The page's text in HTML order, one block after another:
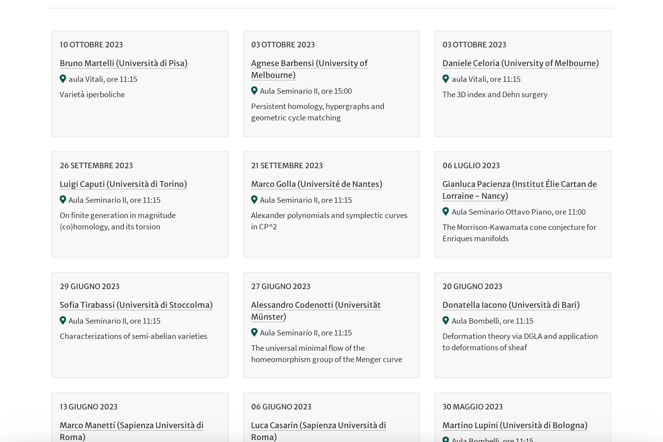
10OTTOBRE 2023
Bruno Martelli (Università di Pisa)
aula Vitali, ore 11:15
Varietà iperboliche
03OTTOBRE 2023
Agnese Barbensi (University of
Melbourne)
Aula Seminario II, ore 15:00
Persistent homology, hypergraphs and
geometric cycle matching
03OTTOBRE 2023
Daniele Celoria (University of Melbourne)
aula Vitali, ore 11:15
The 3D index and Dehn surgery
26 SETTEMBRE 2023
Luigi Caputi (Università di Torino)
Aula Seminario II, ore 11:15
On finite generation in magnitude
(co)homology, and its torsion
21 SETTEMBRE 2023
Marco Golla (Université de Nantes)
Aula Seminario II, ore 11:15
Alexander polynomials and symplectic curves
in CP^2
06 LUGLIO 2023
Gianluca Pacienza (Institut Élie Cartan de
Lorraine - Nancy)
Aula Seminario Ottavo Piano, ore 11:00
The Morrison-Kawamata cone conjecture for
Enriques manifolds
29 GIUGNO 2023
Sofia Tirabassi (Università di Stoccolma)
Aula Seminario II, ore 11:15
Characterizations of semi-abelian varieties
27GIUGNO 2023
Alessandro Codenotti (Universität
Münster)
Aula Seminario II, ore 11:15
The universal minimal flow of the
homeomorphism group of the Menger curve
20GIUGNO 2023
Donatella Iacono (Università di Bari)
Aula Bombelli, ore 11:15
Deformation theory via DGLA and application
to deformations of sheaf
13GIUGNO 2023
Marco Manetti (Sapienza Università di
Roma)
06 GIUGNO 2023
Luca Casarin (Sapienza Università di
Roma)
30 MAGGIO 2023
Martino Lupini (Università di Bologna)